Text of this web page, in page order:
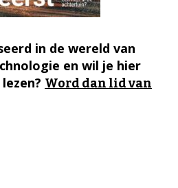
in de wereld van
en wil je hier
Word dan lid van